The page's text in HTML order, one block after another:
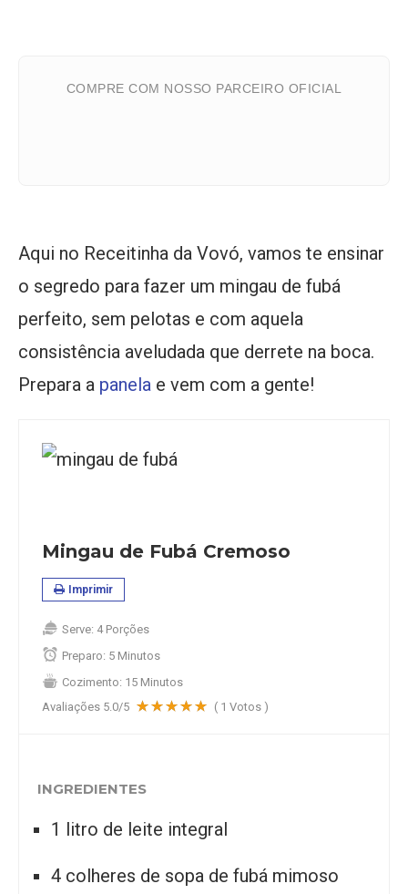
COMPRE COM NOSSO PARCEIRO OFICIAL
Aqui no Receitinha da Vovó, vamos te ensinar
o segredo para fazer um mingau de fubá
perfeito, sem pelotas e com aquela
consistência aveludada que derrete na boca.
Prepara a panela e vem com a gente!
Mingau de Fubá Cremoso
Imprimir
Serve: 4 Porções
Preparo: 5 Minutos
Cozimento: 15 Minutos
Avaliações 5.0/5 ( 1 Votos )
INGREDIENTES
1 litro de leite integral
4 colheres de sopa de fubá mimoso